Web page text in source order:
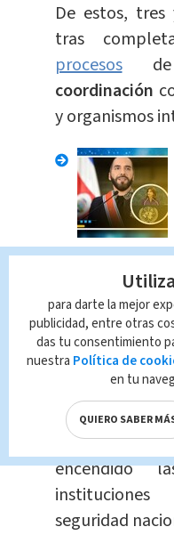
De estos,
tras
procesos
coordinación
y organismos
Las otras
determinar las
El aumento
encendido
seguridad
para darte la mejor
publicidad, entre otras
das tu consentimiento
nuestra Política de
en tu
QUIERO SABER